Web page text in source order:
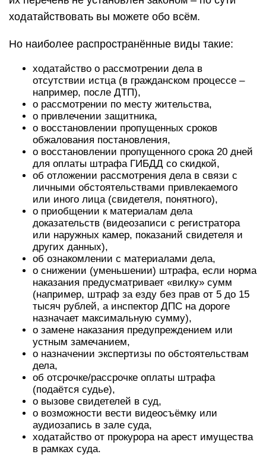
ходатайствовать вы можете обо всём.
Но наиболее распространённые виды такие:
ходатайство о рассмотрении дела в
отсутствии истца (в гражданском процессе –
например, после ДТП),
о рассмотрении по месту жительства,
о привлечении защитника,
о восстановлении пропущенных сроков
обжалования постановления,
о восстановлении пропущенного срока 20 дней
для оплаты штрафа ГИБДД со скидкой,
об отложении рассмотрения дела в связи с
личными обстоятельствами привлекаемого
или иного лица (свидетеля, понятного),
о приобщении к материалам дела
доказательств (видеозаписи с регистратора
или наружных камер, показаний свидетеля и
других данных),
об ознакомлении с материалами дела,
о снижении (уменьшении) штрафа, если норма
наказания предусматривает «вилку» сумм
(например, штраф за езду без прав от 5 до 15
тысяч рублей, а инспектор ДПС на дороге
назначает максимальную сумму),
о замене наказания предупреждением или
устным замечанием,
о назначении экспертизы по обстоятельствам
дела,
об отсрочке/рассрочке оплаты штрафа
(подаётся судье),
о вызове свидетелей в суд,
о возможности вести видеосъёмку или
аудиозапись в зале суда,
ходатайство от прокурора на арест имущества
в рамках суда.